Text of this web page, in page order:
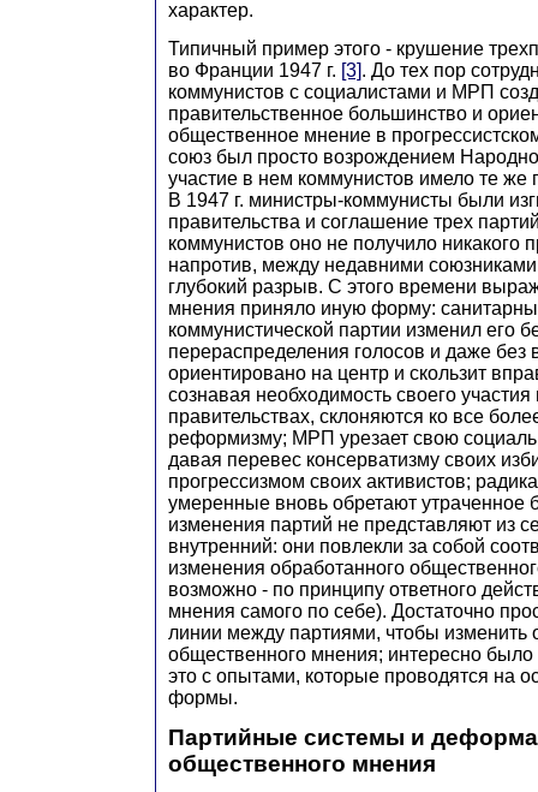
характер.
Типичный пример этого - крушение
во Франции 1947 г. [3]. До тех пор
коммунистов с социалистами и МРП
правительственное большинство и
общественное мнение в
союз был просто возрождением
участие в нем коммунистов имело те же
В 1947 г. министры-коммунисты были
правительства и соглашение трех
коммунистов оно не получило никакого
напротив, между недавними
глубокий разрыв. С этого времени
мнения приняло иную форму:
коммунистической партии изменил его
перераспределения голосов и даже без
ориентировано на центр и скользит
сознавая необходимость своего участия
правительствах, склоняются ко все
реформизму; MPП урезает свою
давая перевес консерватизму своих
прогрессизмом своих активистов;
умеренные вновь обретают утраченное
изменения партий не представляют из
внутренний: они повлекли за собой
изменения обработанного
возможно - по принципу ответного
мнения самого по себе). Достаточно
линии между партиями, чтобы изменить
общественного мнения; интересно было
это с опытами, которые проводятся на
формы.
Партийные системы и
общественного мнения